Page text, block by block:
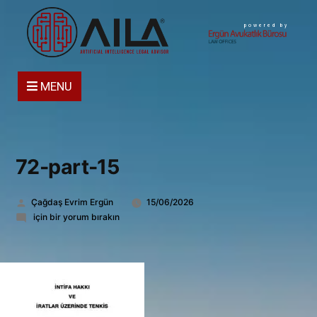
powered by
MENU
72-part-15
Gönderen:
Çağdaş Evrim Ergün
15/06/2026
72-
için bir yorum bırakın